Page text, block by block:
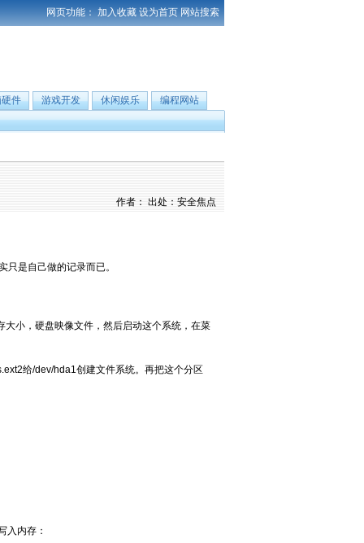
网页功能： 加入收藏 设为首页 网站搜索
件 游戏开发 休闲娱乐
编程网站
作者： 出处：安全焦点
是自己做的记录而已。
小，硬盘映像文件，然后启动这个系统，在菜
给/dev/hda1创建文件系统。再把这个分区
入内存：